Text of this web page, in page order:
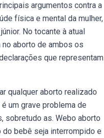
argumentos contra a
física e mental da mulher,
No tocante à atual
aborto de ambos os
que representam
qualquer aborto realizado
um grave problema de
sobretudo as. Webo aborto
bebê seja interrompido e